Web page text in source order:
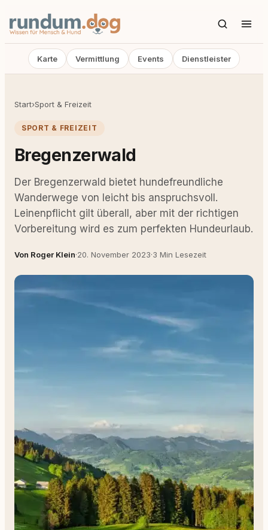
Karte Vermittlung Events Dienstleister
Start›Sport & Freizeit
SPORT & FREIZEIT
Bregenzerwald
Der Bregenzerwald bietet hundefreundliche
Wanderwege von leicht bis anspruchsvoll.
Leinenpflicht gilt überall, aber mit der richtigen
Vorbereitung wird es zum perfekten Hundeurlaub.
Von Roger Klein·20. November 2023·3 Min Lesezeit